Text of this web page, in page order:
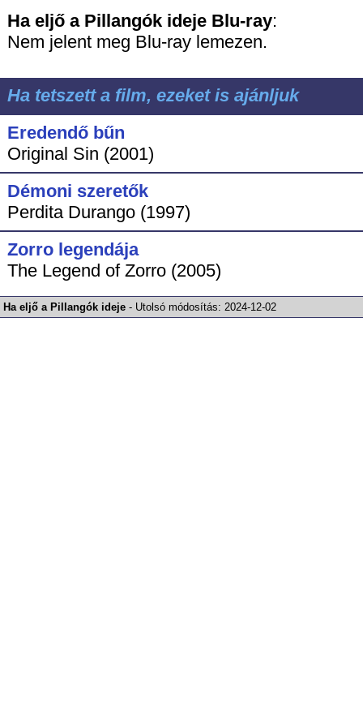
Ha eljő a Pillangók ideje Blu-ray:
Nem jelent meg Blu-ray lemezen.
Ha tetszett a film, ezeket is ajánljuk
Eredendő bűn
Original Sin (2001)
Démoni szeretők
Perdita Durango (1997)
Zorro legendája
The Legend of Zorro (2005)
Ha eljő a Pillangók ideje - Utolsó módosítás:2024-12-02